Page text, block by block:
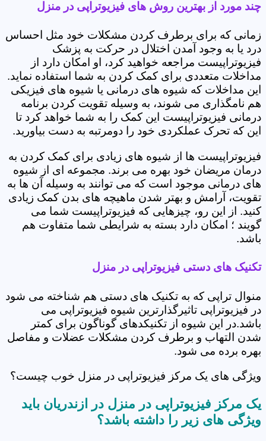
چند مورد از بهترین روش های فیزیوتراپی در منزل
زمانی که برای برطرف کردن مشکلات خود مثل احساس
درد یا به وجود آمدن اختلال در حرکت به پزشک
فیزیوتراپیست مراجعه خواهید کرد، او امکان دارد از
مداخلات متعددی برای کمک کردن به شما استفاده نماید.
این مداخلات که شیوه های درمانی یا شیوه های فیزیکی
هم نامگذاری می شوند، به وسیله تقویت کردن برنامه
درمانی فیزیوتراپیست این کمک را به شما خواهد کرد تا
این که تحرک عملکردی خود را دومرتبه به دست بیاورید.
فیزیوتراپیست ها از شیوه های زیادی برای کمک کردن به
درمان مریضان خود بهره می برند. مجموعه ای از شیوه
های درمانی موجود است که می توانند به وسیله آن ها به
تقویت، آرامش و بهتر شدن ماهیچه های بدن کمک زیادی
کنید. از این رو، چیزهایی که فیزیوتراپیست شما می
گویند ؛ امکان دارد بسته به شرایطی شما متفاوت هم
باشد.
تکنیک های دستی فیزیوتراپی در منزل
منوال تراپی که به تکنیک های دستی هم شناخته می شود
در فیزیوتراپی تاثیرگذارترین شیوه فیزیوتراپی می
باشد.در این شیوه از تکنیکدهای گوناگون برای کمتر
شدن التهاب و برطرف کردن مشکلات عضلات و مفاصل
بهره برده می شود.
ویژگی های یک مرکز فیزیوتراپی در منزل خوب چیست؟
یک مرکز فیزیوتراپی در منزل در ازندریان باید
ویژگی های زیر را داشته باشد؟